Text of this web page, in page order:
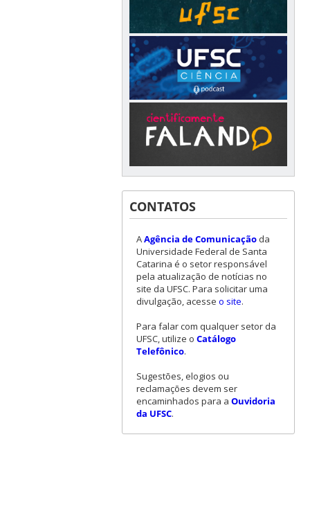
CONTATOS
AAgência de Comunicaçãoda
Universidade Federal de Santa
Catarina é o setor responsável
pela atualização de notícias no
site da UFSC. Para solicitar uma
divulgação, acesse o site.
Para falar com qualquer setor da
UFSC, utilize o Catálogo
Telefônico.
Sugestões, elogios ou
reclamações devem ser
encaminhados para a Ouvidoria
da UFSC.